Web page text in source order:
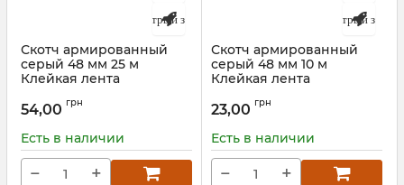
Быстрый заказ
Скотч армированный
серый 48 мм 25 м
Клейкая лента
54,00 грн
Есть в наличии
− +
Быстрый заказ
Скотч армированный
серый 48 мм 10 м
Клейкая лента
23,00 грн
Есть в наличии
− +